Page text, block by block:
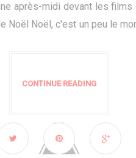
après-midi devant les films
Noël Noël, c'est un peu le
CONTINUE READING